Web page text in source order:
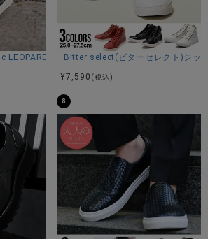
LEOPARD BLACK/PEWTER/全1色
Bitter select(ビターセレクト)ジッ
¥7,590 (税込)
8